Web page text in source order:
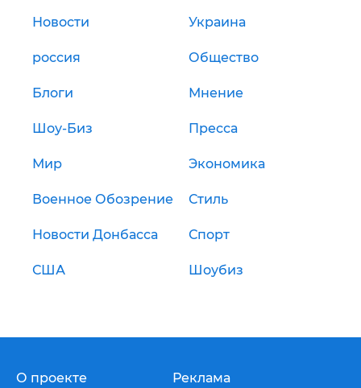
Новости Украина
россия Общество
Блоги Мнение
Шоу-Биз Пресса
Мир Экономика
Военное Обозрение Стиль
Новости Донбасса Спорт
США Шоубиз
О проекте Реклама